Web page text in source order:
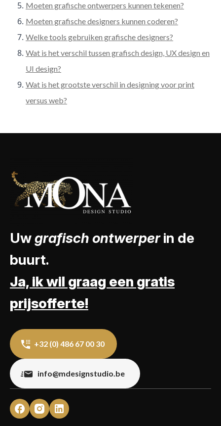
Moeten grafische ontwerpers kunnen tekenen?
Moeten grafische designers kunnen coderen?
Welke tools gebruiken grafische designers?
Wat is het verschil tussen grafisch design, UX design en
UI design?
Wat is het grootste verschil in designing voor print
versus web?
Uwgrafisch ontwerperin de
buurt.
Ja, ik wil graag een gratis
prijsofferte!
+32 (0) 486 67 00 30
info@mdesignstudio.be